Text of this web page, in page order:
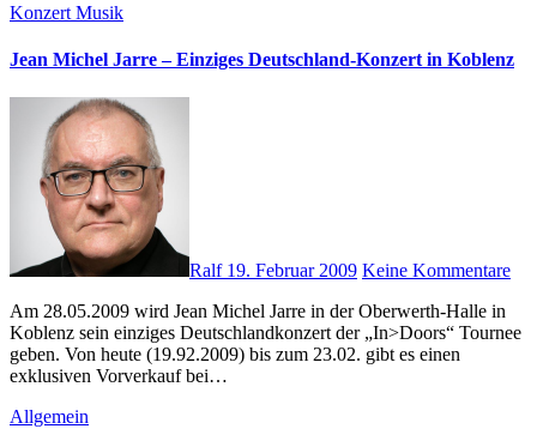
Konzert Musik
Jean Michel Jarre – Einziges Deutschland-Konzert in Koblenz
Ralf 19. Februar 2009 Keine Kommentare
Am 28.05.2009 wird Jean Michel Jarre in der Oberwerth-Halle in
Koblenz sein einziges Deutschlandkonzert der „In>Doors“ Tournee
geben. Von heute (19.92.2009) bis zum 23.02. gibt es einen
exklusiven Vorverkauf bei…
Allgemein